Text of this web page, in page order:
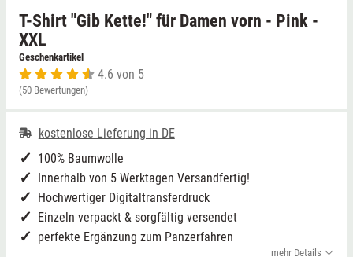
T-Shirt "Gib Kette!" für Damen vorn - Pink -
XXL
Geschenkartikel
4.6 von 5
(50 Bewertungen)
kostenlose Lieferung in DE
100% Baumwolle
Innerhalb von 5 Werktagen Versandfertig!
Hochwertiger Digitaltransferdruck
Einzeln verpackt & sorgfältig versendet
perfekte Ergänzung zum Panzerfahren
mehr Details
Niedersachsen
NRW
Saarland
Sachsen
Sachsen-Anhalt
Grimmen (MV)
Rostock/Sanitz (MV)
Thale
Weißwasser